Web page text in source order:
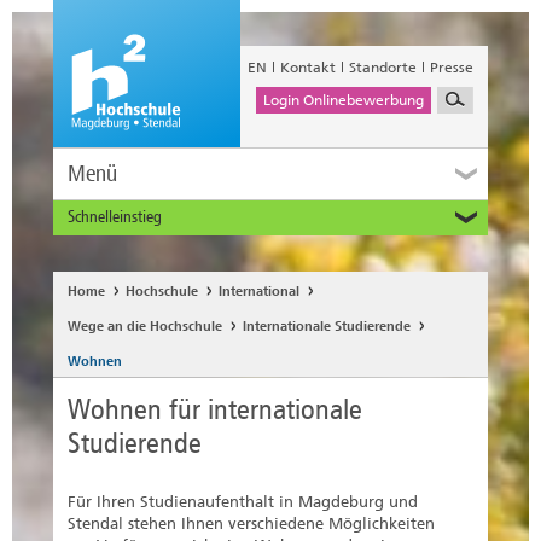
EN Kontakt Standorte
Presse
Login Onlinebewerbung
Menü
Schnelleinstieg
Studieninteressierte
Alumni
Unternehmen und Institutionen
Beschäftigte
International
Home Hochschule International
Wege an die Hochschule Internationale Studierende
Wohnen
Wohnen für internationale
Studierende
Für Ihren Studienaufenthalt in Magdeburg und
Stendal stehen Ihnen verschiedene Möglichkeiten